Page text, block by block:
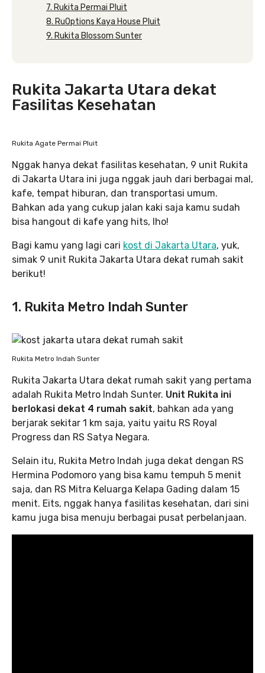
7. Rukita Permai Pluit
8. RuOptions Kaya House Pluit
9. Rukita Blossom Sunter
Rukita Jakarta Utara dekat
Fasilitas Kesehatan
Rukita Agate Permai Pluit
Nggak hanya dekat fasilitas kesehatan, 9 unit Rukita
di Jakarta Utara ini juga nggak jauh dari berbagai mal,
kafe, tempat hiburan, dan transportasi umum.
Bahkan ada yang cukup jalan kaki saja kamu sudah
bisa hangout di kafe yang hits, lho!
Bagi kamu yang lagi cari kost di Jakarta Utara, yuk,
simak 9 unit Rukita Jakarta Utara dekat rumah sakit
berikut!
1. Rukita Metro Indah Sunter
Rukita Metro Indah Sunter
Rukita Jakarta Utara dekat rumah sakit yang pertama
adalah Rukita Metro Indah Sunter. Unit Rukita ini
berlokasi dekat 4 rumah sakit, bahkan ada yang
berjarak sekitar 1 km saja, yaitu yaitu RS Royal
Progress dan RS Satya Negara.
Selain itu, Rukita Metro Indah juga dekat dengan RS
Hermina Podomoro yang bisa kamu tempuh 5 menit
saja, dan RS Mitra Keluarga Kelapa Gading dalam 15
menit. Eits, nggak hanya fasilitas kesehatan, dari sini
kamu juga bisa menuju berbagai pusat perbelanjaan.